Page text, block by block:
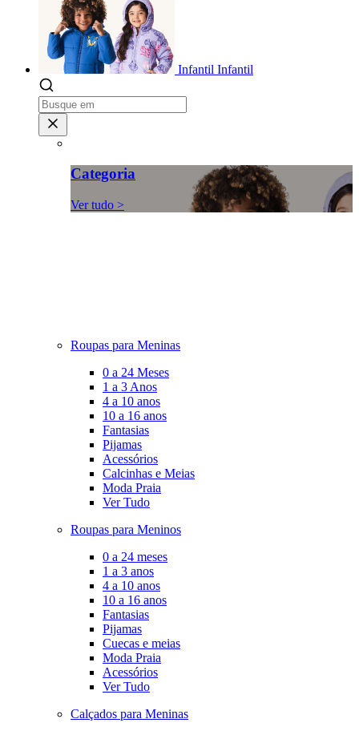
Infantil Infantil
Categoria
Ver tudo >
Roupas para Meninas
0 a 24 Meses
1 a 3 Anos
4 a 10 anos
10 a 16 anos
Fantasias
Pijamas
Acessórios
Calcinhas e Meias
Moda Praia
Ver Tudo
Roupas para Meninos
0 a 24 meses
1 a 3 anos
4 a 10 anos
10 a 16 anos
Fantasias
Pijamas
Cuecas e meias
Moda Praia
Acessórios
Ver Tudo
Calçados para Meninas